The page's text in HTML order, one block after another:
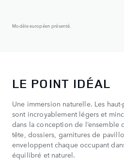
Modèle européen présenté.
LE POINT IDÉAL
Une immersion naturelle. Les
sont incroyablement légers et
dans la conception de l’ensemble
tête, dossiers, garnitures de
enveloppent chaque occupant
équilibré et naturel.